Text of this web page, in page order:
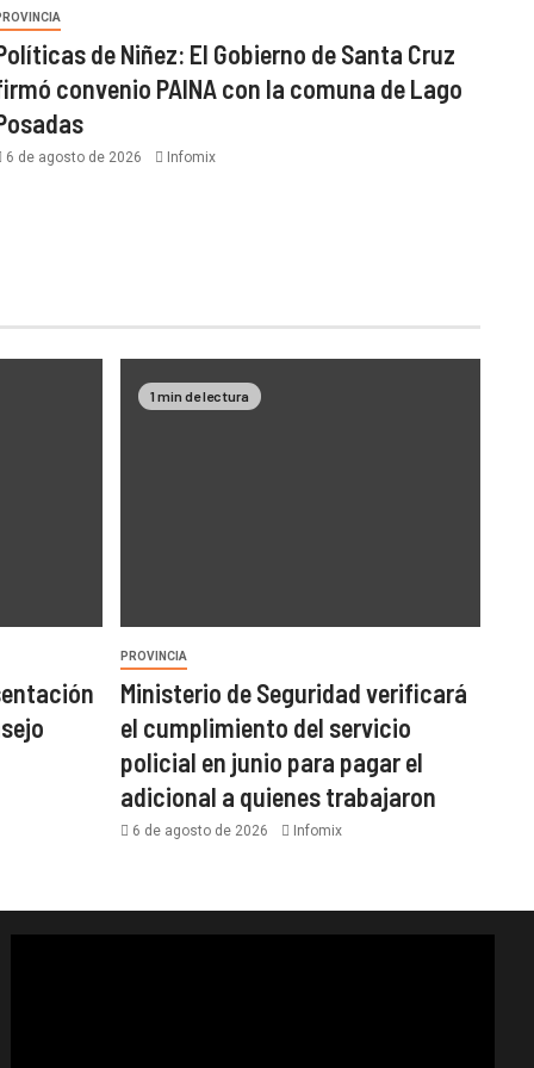
de Niñez: El Gobierno de Santa Cruz
convenio PAINA con la comuna de Lago
6 de agosto de 2026 Infomix
1 min de lectura
PROVINCIA
Ministerio de Seguridad verificará
el cumplimiento del servicio
policial en junio para pagar el
adicional a quienes trabajaron
6 de agosto de 2026 Infomix